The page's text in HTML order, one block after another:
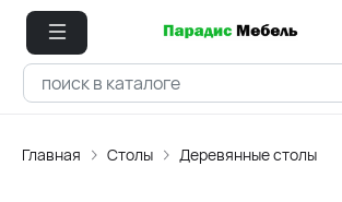
Главная Столы Деревянные столы